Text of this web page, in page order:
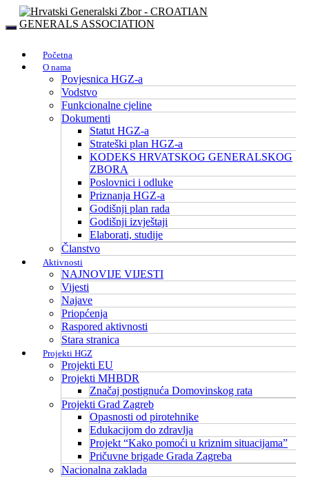
Početna
O nama
Povjesnica HGZ-a
Vodstvo
Funkcionalne cjeline
Dokumenti
Statut HGZ-a
Strateški plan HGZ-a
KODEKS HRVATSKOG GENERALSKOG
ZBORA
Poslovnici i odluke
Priznanja HGZ-a
Godišnji plan rada
Godišnji izvještaji
Elaborati, studije
Članstvo
Aktivnosti
NAJNOVIJE VIJESTI
Vijesti
Najave
Priopćenja
Raspored aktivnosti
Stara stranica
Projekti HGZ
Projekti EU
Projekti MHBDR
Značaj postignuća Domovinskog rata
Projekti Grad Zagreb
Opasnosti od pirotehnike
Edukacijom do zdravlja
Projekt “Kako pomoći u kriznim situacijama”
Pričuvne brigade Grada Zagreba
Nacionalna zaklada